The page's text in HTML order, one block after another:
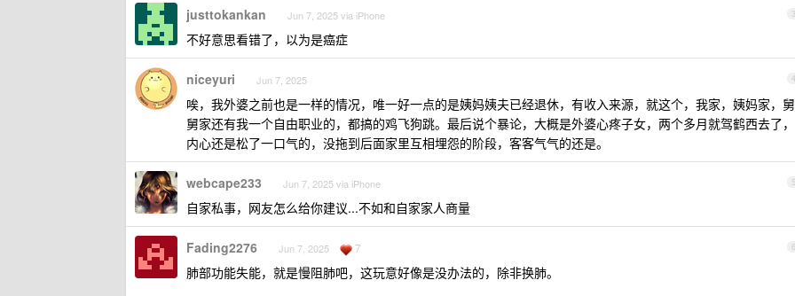
3
justtokankan Jun 7, 2025 via iPhone
不好意思看错了，以为是癌症
4
niceyuri Jun 7, 2025
唉，我外婆之前也是一样的情况，唯一好一点的是姨妈姨夫已经退休，有收入来源，就这个，我家，姨妈家，舅
舅家还有我一个自由职业的，都搞的鸡飞狗跳。最后说个暴论，大概是外婆心疼子女，两个多月就驾鹤西去了，
内心还是松了一口气的，没拖到后面家里互相埋怨的阶段，客客气气的还是。
5
webcape233 Jun 7, 2025 via iPhone
自家私事，网友怎么给你建议...不如和自家家人商量
6
Fading2276 Jun 7, 2025 7
肺部功能失能，就是慢阻肺吧，这玩意好像是没办法的，除非换肺。